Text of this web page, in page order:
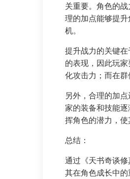
关重要。角色的
理的加点能够提
机。
提升战力的关键
的表现，因此玩
化攻击力；而在
另外，合理的加
家的装备和技能
挥角色的潜力，使
总结：
通过《天书奇谈
其在角色成长中